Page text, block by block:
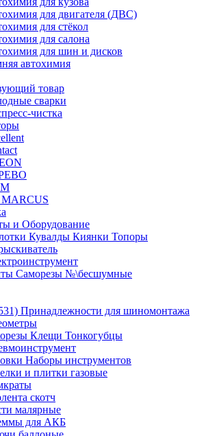
для двигателя (ДВС)
для стёкол
для салона
для шин и дисков
автохимия
товар
сварки
чистка
и Оборудование
Кувалды Киянки Топоры
Саморезы №\бесшумные
Принадлежности для шиномонтажа
Клещи Тонкогубцы
Наборы инструментов
и плитки газовые
скотч
малярные
для АКБ